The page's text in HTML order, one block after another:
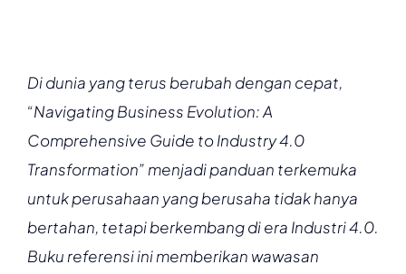
Di dunia yang terus berubah dengan cepat,
“Navigating Business Evolution: A
Comprehensive Guide to Industry 4.0
Transformation” menjadi panduan terkemuka
untuk perusahaan yang berusaha tidak hanya
bertahan, tetapi berkembang di era Industri 4.0.
Buku referensi ini memberikan wawasan